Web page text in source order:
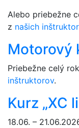
Alebo priebežne
z našich
Motorový
Priebežne celý
inštruktorov.
Kurz „XC
18.06. –